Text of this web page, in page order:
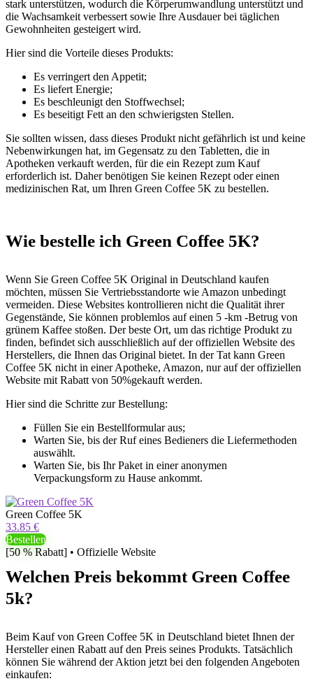
stark unterstützen, wodurch die Körperumwandlung unterstützt und
die Wachsamkeit verbessert sowie Ihre Ausdauer bei täglichen
Gewohnheiten gesteigert wird.
Hier sind die Vorteile dieses Produkts:
Es verringert den Appetit;
Es liefert Energie;
Es beschleunigt den Stoffwechsel;
Es beseitigt Fett an den schwierigsten Stellen.
Sie sollten wissen, dass dieses Produkt nicht gefährlich ist und keine
Nebenwirkungen hat, im Gegensatz zu den Tabletten, die in
Apotheken verkauft werden, für die ein Rezept zum Kauf
erforderlich ist. Daher benötigen Sie keinen Rezept oder einen
medizinischen Rat, um Ihren Green Coffee 5K zu bestellen.
Wie bestelle ich Green Coffee 5K?
Wenn Sie Green Coffee 5K Original in Deutschland kaufen
möchten, müssen Sie Vertriebsstandorte wie Amazon unbedingt
vermeiden. Diese Websites kontrollieren nicht die Qualität ihrer
Gegenstände, Sie können problemlos auf einen 5 -km -Betrug von
grünem Kaffee stoßen. Der beste Ort, um das richtige Produkt zu
finden, befindet sich ausschließlich auf der offiziellen Website des
Herstellers, die Ihnen das Original bietet. In der Tat kann Green
Coffee 5K nicht in einer Apotheke, Amazon, nur auf der offiziellen
Website mit Rabatt von 50%gekauft werden.
Hier sind die Schritte zur Bestellung:
Füllen Sie ein Bestellformular aus;
Warten Sie, bis der Ruf eines Bedieners die Liefermethoden
auswählt.
Warten Sie, bis Ihr Paket in einer anonymen
Verpackungsform zu Hause ankommt.
Green Coffee 5K
33.85 €
Bestellen
[50 % Rabatt] • Offizielle Website
Welchen Preis bekommt Green Coffee
5k?
Beim Kauf von Green Coffee 5K in Deutschland bietet Ihnen der
Hersteller einen Rabatt auf den Preis seines Produkts. Tatsächlich
können Sie während der Aktion jetzt bei den folgenden Angeboten
einkaufen: